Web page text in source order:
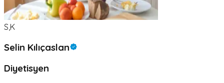
S,K
Selin Kılıçaslan
Diyetisyen